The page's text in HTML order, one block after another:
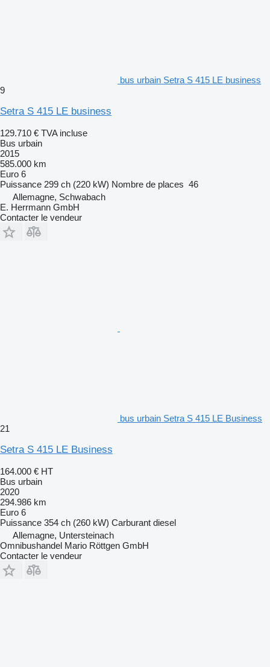
bus urbain Setra S 415 LE business
9
Setra S 415 LE business
129.710 € TVA incluse
Bus urbain
2015
585.000 km
Euro 6
Puissance 299 ch (220 kW) Nombre de places 46
Allemagne, Schwabach
E. Herrmann GmbH
Contacter le vendeur
bus urbain Setra S 415 LE Business
21
Setra S 415 LE Business
164.000 € HT
Bus urbain
2020
294.986 km
Euro 6
Puissance 354 ch (260 kW) Carburant diesel
Allemagne, Untersteinach
Omnibushandel Mario Röttgen GmbH
Contacter le vendeur